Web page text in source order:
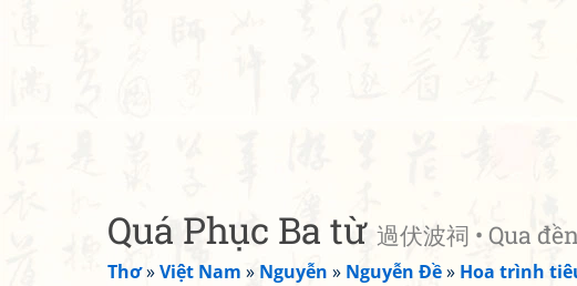
Quá Phục Ba từ 過伏波祠 • Qua
Thơ»Việt Nam » Nguyễn » Nguyễn Đề» Hoa trình